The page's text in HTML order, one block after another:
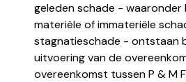
geleden schade - waaronder
materiële of immateriële
stagnatieschade - ontstaan
uitvoering van de
overeenkomst tussen P & M